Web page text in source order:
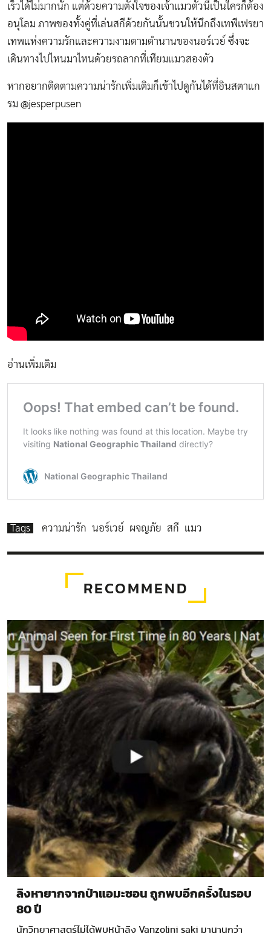
เร็วได้ไม่มากนัก แต่ด้วยความตั้งใจของเจ้าแมวตัวนี้เป็นใครก็ต้อง
อนุโลม ภาพของทั้งคู่ที่เล่นสกีด้วยกันนั้นชวนให้นึกถึงเทพีเฟรยา
เทพแห่งความรักและความงามตามตำนานของนอร์เวย์ ซึ่งจะ
เดินทางไปไหนมาไหนด้วยรถลากที่เทียมแมวสองตัว
หากอยากติดตามความน่ารักเพิ่มเติมก็เข้าไปดูกันได้ที่อินสตาแก
รม @jesperpusen
อ่านเพิ่มเติม
Tags ความน่ารัก นอร์เวย์ ผจญภัย สกี แมว
RECOMMEND
ลิงหายากจากป่าแอมะซอน ถูกพบอีกครั้งในรอบ
80 ปี
นักวิทยาศาสตร์ไม่ได้พบหน้าลิง Vanzolini saki มานานกว่า